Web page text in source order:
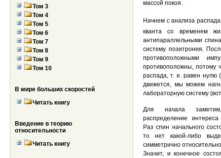
Том 3
Том 4
Том 5
Том 6
Том 7
Том 8
Том 9
Том 10
В мире больших скоростей
Читать книгу
Введение в теорию
относительности
Читать книгу
массой покоя.
Начнем с анализа
кванта со временем
антипараллельными
систему позитрония.
противоположными
противоположны, потому
распада, т. е. равен нулю
движется, мы можем
лабораторную систему
Для начала
распределение
Раз спин начального
то нет какой-либо
симметрично
Значит, и конечное